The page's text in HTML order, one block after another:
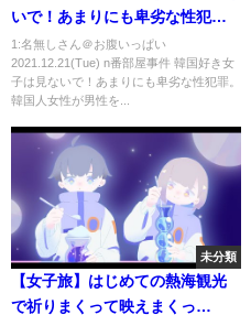
いで！あまりにも卑劣な性犯
罪。韓国人女性が男性を嫌悪し
出生率が世界一低くなる理由。
1:名無しさん＠お腹いっぱい
2021.12.21(Tue) n番部屋事件 韓国好き女
子は見ないで！あまりにも卑劣な性犯罪。
韓国人女性が男性を...
未分類
【女子旅】はじめての熱海観光
で祈りまくって映えまくっ